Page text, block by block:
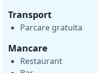
Transport
Parcare gratuita
Mancare
Restaurant